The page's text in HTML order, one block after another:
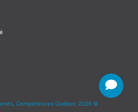
Compétences Québec 2026 ©